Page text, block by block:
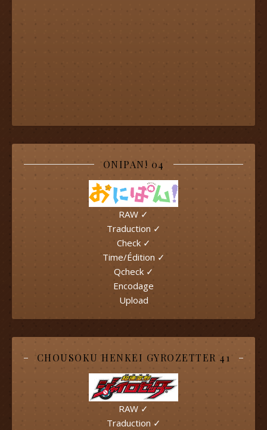
ONIPAN! 04
RAW ✓
Traduction ✓
Check ✓
Time/Édition ✓
Qcheck ✓
Encodage
Upload
CHOUSOKU HENKEI GYROZETTER 41
RAW ✓
Traduction ✓